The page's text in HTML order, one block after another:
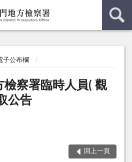
子公布欄
檢察署臨時人員( 觀
公告
回上一頁